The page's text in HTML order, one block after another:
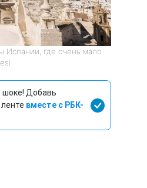
Испании, где очень мало
шоке! Добавь
вместе с РБК-